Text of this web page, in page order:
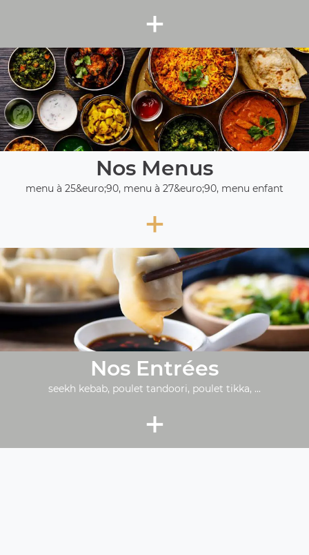
+
Nos Menus
menu à 25&euro;90, menu à 27&euro;90, menu enfant
+
Nos Entrées
seekh kebab, poulet tandoori, poulet tikka, ...
+